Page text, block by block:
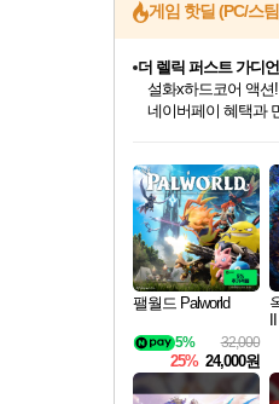
게임 핫딜 (PC/스
최대 90% 할인가를
네이버혜택과 함께
50%할인&추가 적립
네이버 포인트 혜택
이니&베니 혜택까지!
네이버 혜택가와 함
할인&네이버혜택으
더 렐릭 퍼스트 가디언
베데스다 40주년 기
베데스다의 명작들을
40주년 프로모션으
할인가에 만나보세
일부 에디션 상시 할
혜택으로 예약 판매
편안하게 충전하세
팰월드 Palworld
32,000
5%
25% 24,000원